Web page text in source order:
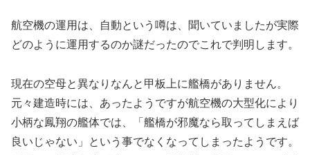
航空機の運用は、自動という噂は、聞いていましたが実際
どのように運用するのか謎だったのでこれで判明します。
現在の空母と異なりなんと甲板上に艦橋がありません。
元々建造時には、あったようですが航空機の大型化により
小柄な鳳翔の艦体では、「艦橋が邪魔なら取ってしまえば
良いじゃない」という事でなくなってしまったようです。